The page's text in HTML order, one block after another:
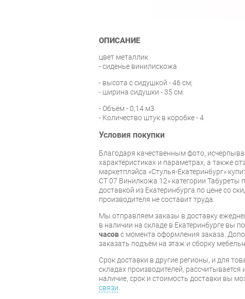
ОПИСАНИЕ
цвет металлик
- сиденье винилискожа
- высота с сидушкой - 46 см;
- ширина сидушки - 35 см.
- Объем - 0,14 м3
- Количество штук в коробке - 4
Условия покупки
Благодаря качественным фото,
характеристиках и параметрах, а также
маркетплэйса «Стулья-Екатеринбург»
СТ 07 Винилкожа 12» категории Табуреты
доставкой из Екатеринбурга по цене со
производителя не составит труда.
Мы отправляем заказы в доставку
в наличии на складе в Екатеринбурге вы
часовс момента оформления заказа.
заказать подъём на этаж и сборку
Срок доставки в другие регионы, и для
складах производителей,
наличие, срок и стоимость доставки вы
связи